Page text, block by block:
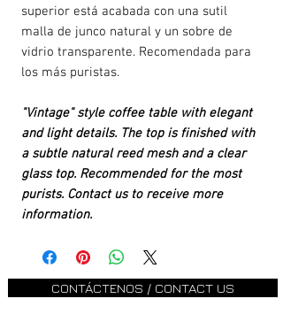
superior está acabada con una sutil
malla de junco natural y un sobre de
vidrio transparente. Recomendada para
los más puristas.
"Vintage" style coffee table with elegant
and light details. The top is finished with
a subtle natural reed mesh and a clear
glass top. Recommended for the most
purists. Contact us to receive more
information.
CONTÁCTENOS / CONTACT US